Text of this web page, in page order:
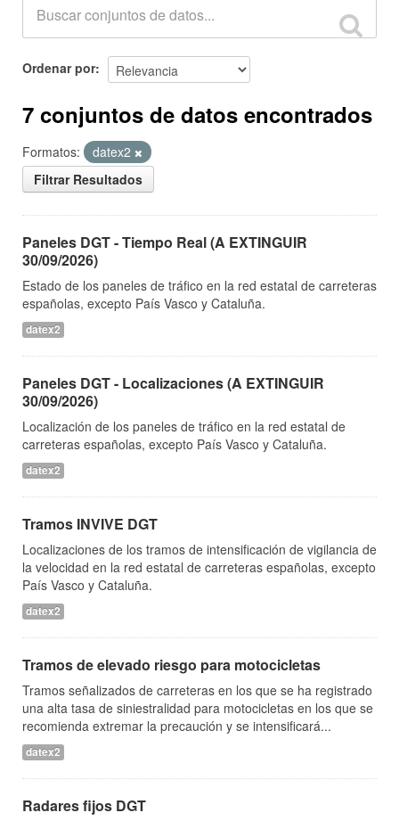
Ordenar por
7 conjuntos de datos encontrados
Formatos:
datex2
Filtrar Resultados
Paneles DGT - Tiempo Real (A EXTINGUIR
30/09/2026)
Estado de los paneles de tráfico en la red estatal de carreteras
españolas, excepto País Vasco y Cataluña.
datex2
Paneles DGT - Localizaciones (A EXTINGUIR
30/09/2026)
Localización de los paneles de tráfico en la red estatal de
carreteras españolas, excepto País Vasco y Cataluña.
datex2
Tramos INVIVE DGT
Localizaciones de los tramos de intensificación de vigilancia de
la velocidad en la red estatal de carreteras españolas, excepto
País Vasco y Cataluña.
datex2
Tramos de elevado riesgo para motocicletas
Tramos señalizados de carreteras en los que se ha registrado
una alta tasa de siniestralidad para motocicletas en los que se
recomienda extremar la precaución y se intensificará...
datex2
Radares fijos DGT